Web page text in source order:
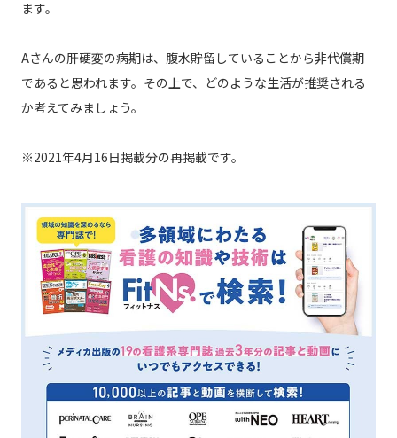
ます。
Aさんの肝硬変の病期は、腹水貯留していることから非代償期
であると思われます。その上で、どのような生活が推奨される
か考えてみましょう。
※2021年4月16日掲載分の再掲載です。